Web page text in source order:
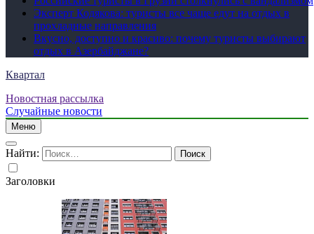
Эксперт Кодякова: туристы все чаще едут на отдых в
прохладные направления
Вкусно, доступно и красиво: почему туристы выбирают
отдых в Азербайджане?
Квартал
Новостная рассылка
Случайные новости
Меню
Найти:
Заголовки